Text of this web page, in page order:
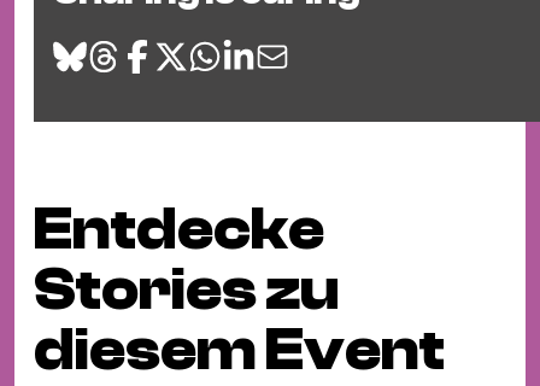
Entdecke
Stories zu
diesem Event